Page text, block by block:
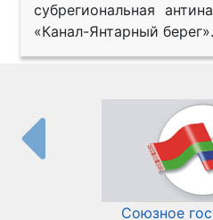
субрегиональная
«Канал-Янтарный берег».
Союзное